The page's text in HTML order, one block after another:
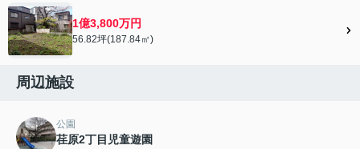
1億3,800万円
56.82坪(187.84㎡)
周辺施設
公園
荏原2丁目児童遊園